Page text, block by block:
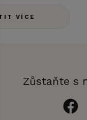
VÍCE
Zůstaňte s